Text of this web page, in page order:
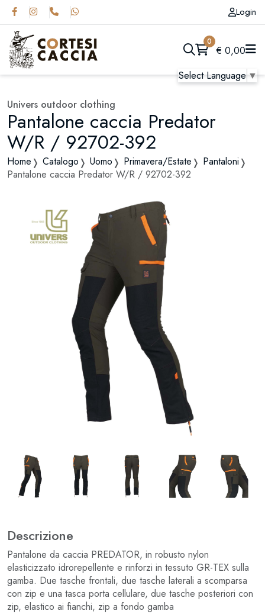
Select Language▼
Login
0
€ 0,00
Univers outdoor clothing
Pantalone caccia Predator
W/R / 92702-392
Home Catalogo Uomo Primavera/Estate
Pantaloni
Pantalone caccia Predator W/R / 92702-392
Descrizione
Pantalone da caccia PREDATOR, in robusto nylon
elasticizzato idrorepellente e rinforzi in tessuto GR-TEX sulla
gamba. Due tasche frontali, due tasche laterali a scomparsa
con zip e una tasca porta cellulare, due tasche posteriori con
zip, elastico ai fianchi, zip a fondo gamba